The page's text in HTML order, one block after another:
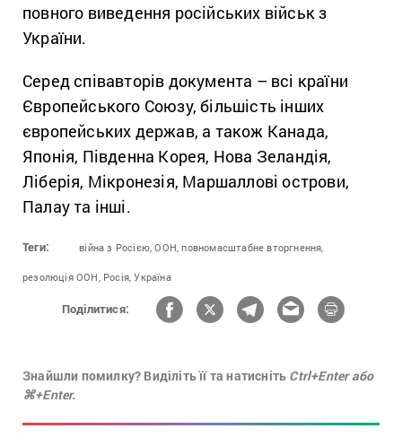
повного виведення російських військ з
України.
Серед співавторів документа – всі країни
Європейського Союзу, більшість інших
європейських держав, а також Канада,
Японія, Південна Корея, Нова Зеландія,
Ліберія, Мікронезія, Маршаллові острови,
Палау та інші.
Теги: війна з Росією, ООН, повномасштабне вторгнення,
резолюція ООН, Росія, Україна
Поділитися:
Знайшли помилку? Виділіть її та натисніть Ctrl+Enter або
⌘+Enter.